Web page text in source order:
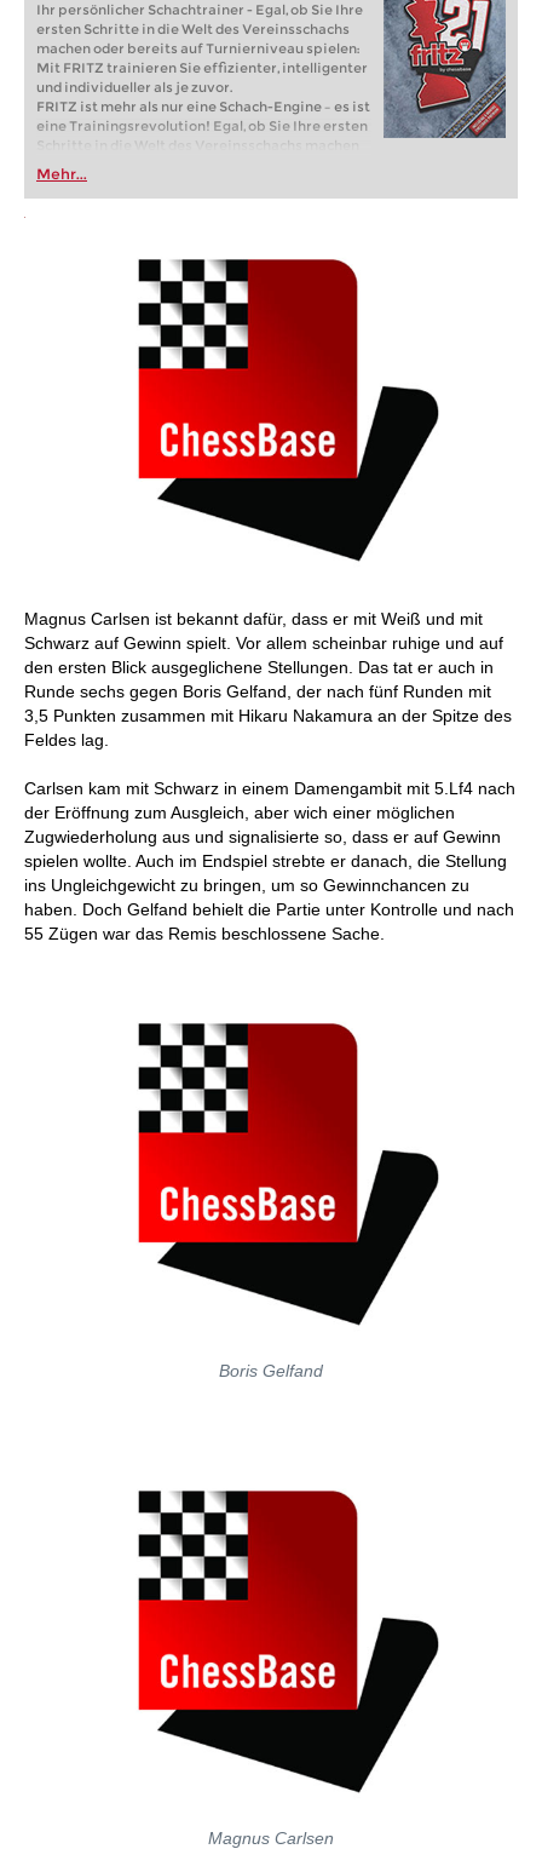
Ihr persönlicher Schachtrainer - Egal, ob Sie Ihre
ersten Schritte in die Welt des Vereinsschachs
machen oder bereits auf Turnierniveau spielen:
Mit FRITZ trainieren Sie effizienter, intelligenter
und individueller als je zuvor.
FRITZ ist mehr als nur eine Schach-Engine – es ist
eine Trainingsrevolution! Egal, ob Sie Ihre ersten
Schritte in die Welt des Vereinsschachs machen
oder bereits auf Turnierniveau spielen: Mit
FRITZ trainieren Sie effizienter, intelligenter und
individueller als je zuvor.
Mehr...
Magnus Carlsen ist bekannt dafür, dass er mit Weiß und mit
Schwarz auf Gewinn spielt. Vor allem scheinbar ruhige und auf
den ersten Blick ausgeglichene Stellungen. Das tat er auch in
Runde sechs gegen Boris Gelfand, der nach fünf Runden mit
3,5 Punkten zusammen mit Hikaru Nakamura an der Spitze des
Feldes lag.
Carlsen kam mit Schwarz in einem Damengambit mit 5.Lf4 nach
der Eröffnung zum Ausgleich, aber wich einer möglichen
Zugwiederholung aus und signalisierte so, dass er auf Gewinn
spielen wollte. Auch im Endspiel strebte er danach, die Stellung
ins Ungleichgewicht zu bringen, um so Gewinnchancen zu
haben. Doch Gelfand behielt die Partie unter Kontrolle und nach
55 Zügen war das Remis beschlossene Sache.
Boris Gelfand
Magnus Carlsen